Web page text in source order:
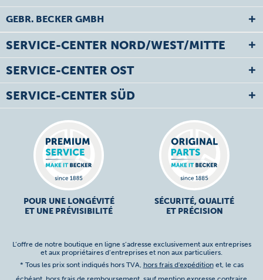
GEBR. BECKER GMBH
SERVICE-CENTER NORD/WEST/MITTE
SERVICE-CENTER OST
SERVICE-CENTER SÜD
POUR UNE LONGÉVITÉ
ET UNE PRÉVISIBILITÉ
SÉCURITÉ, QUALITÉ
ET PRÉCISION
L’offre de notre boutique en ligne s’adresse exclusivement aux entreprises
et aux propriétaires d’entreprises et non aux particuliers.
* Tous les prix sont indiqués hors TVA, hors frais d'expéditionet, le cas